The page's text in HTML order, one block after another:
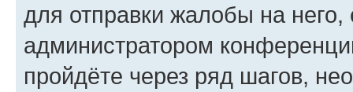
для отправки жалобы на
администратором
пройдёте через ряд шагов,